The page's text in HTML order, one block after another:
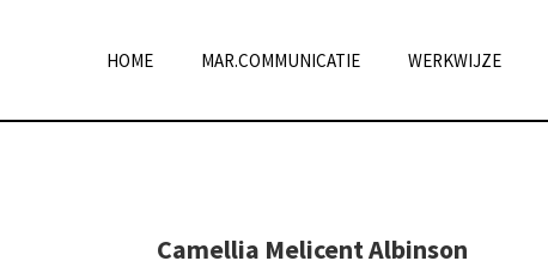
HOME MAR.COMMUNICATIE WERKWIJZE
Camellia Melicent Albinson